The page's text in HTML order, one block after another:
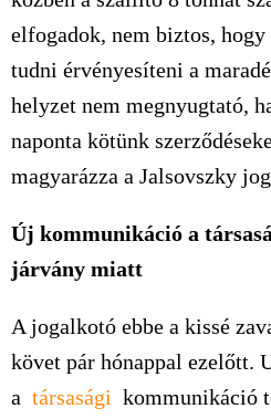
elfogadok, nem biztos,
tudni érvényesíteni a
helyzet nem megnyugtató,
naponta kötünk
magyarázza a Jalsovszky
Új kommunikáció a
járvány miatt
A jogalkotó ebbe a kissé
követ pár hónappal ezelőtt.
a társasági kommunikáció